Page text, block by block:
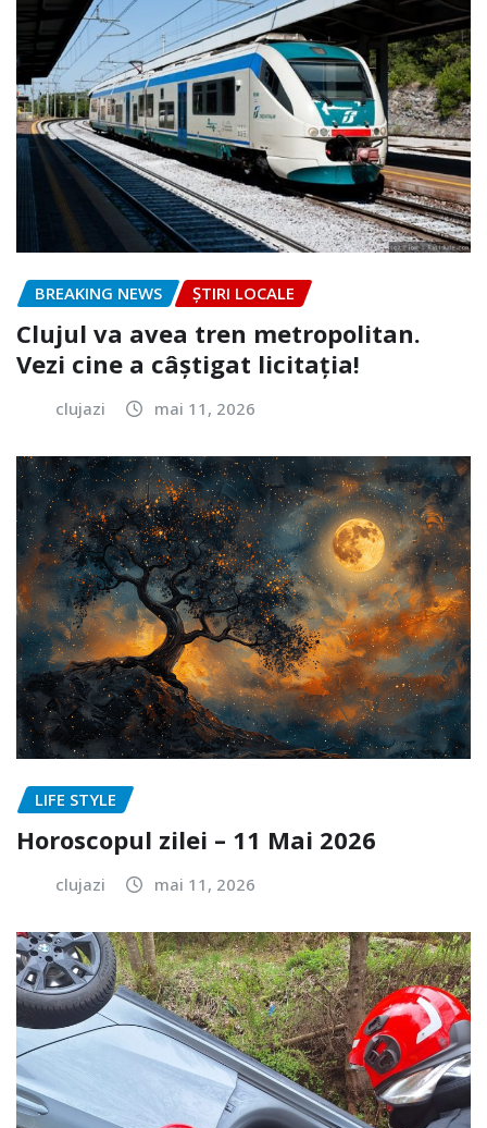
BREAKING NEWS ȘTIRI LOCALE
Clujul va avea tren metropolitan.
Vezi cine a câștigat licitația!
clujazi mai 11, 2026
LIFE STYLE
Horoscopul zilei – 11 Mai 2026
clujazi mai 11, 2026